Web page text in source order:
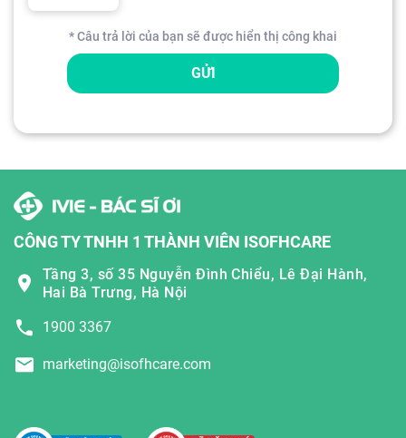
* Câu trả lời của bạn sẽ được hiển thị công khai
GỬI
CÔNG TY TNHH 1 THÀNH VIÊN ISOFHCARE
Tầng 3, số 35 Nguyễn Đình Chiểu, Lê Đại Hành,
Hai Bà Trưng, Hà Nội
1900 3367
marketing@isofhcare.com